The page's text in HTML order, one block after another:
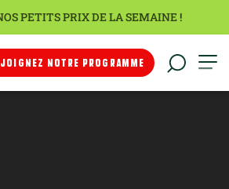
PETITS PRIX DE LA SEMAINE !
NOTRE PROGRAMME